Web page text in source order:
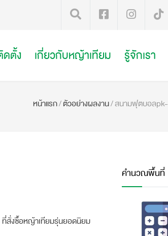
ดตั้ง เกี่ยวกับหญ้าเทียม รู้จักเรา
หน้าแรก/ตัวอย่างผลงาน/สนามฟุตบอล
สั่งซื้อหญ้าเทียมรุ่นยอดนิยม
คำนวณพื้นที่